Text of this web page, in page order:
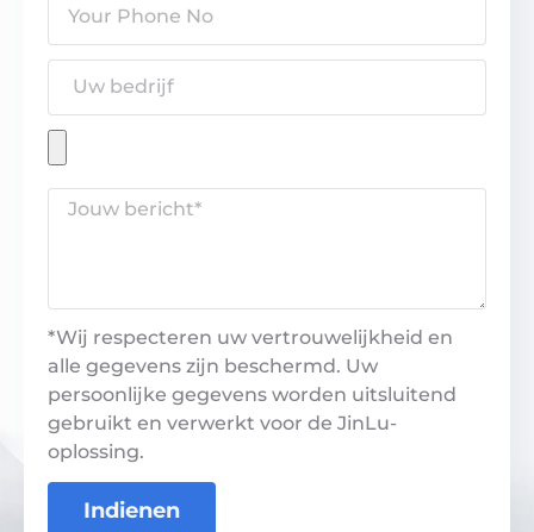
*Wij respecteren uw vertrouwelijkheid en
alle gegevens zijn beschermd. Uw
persoonlijke gegevens worden uitsluitend
gebruikt en verwerkt voor de JinLu-
oplossing.
Indienen